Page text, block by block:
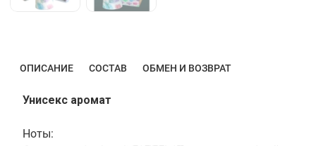
ОПИСАНИЕ СОСТАВ ОБМЕН И ВОЗВРАТ
Унисекс аромат
Ноты: